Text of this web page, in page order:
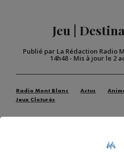
Jeu |
Publié par La Rédaction Radio
14h48- Mis à jour le 2
Radio Mont Blanc Actus
Jeux Cloturés